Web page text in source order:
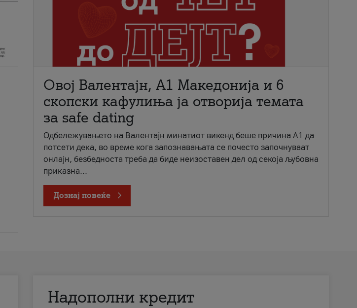
Овој Валентајн, A1 Македонија и 6
скопски кафулиња ја отворија темата
за safe dating
Одбележувањето на Валентајн минатиот викенд беше причина А1 да
потсети дека, во време кога запознавањата се почесто започнуваат
онлајн, безбедноста треба да биде неизоставен дел од секоја љубовна
приказна...
Дознај повеќе
Надополни кредит